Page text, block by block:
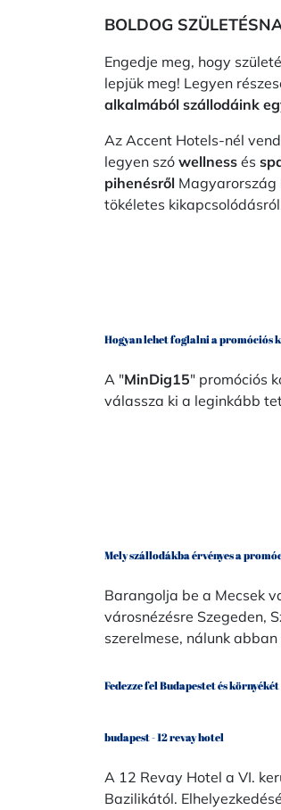
BOLDOG
Engedje meg, hogy
lepjük meg! Legyen
alkalmából szállodáink
Az Accent Hotels-nél
legyen szó wellness és
pihenésről Magyarország
tökéletes
Hogyan lehet foglalni a promóciós
A "MinDig15" promóciós
válassza ki a leginkább
Mely szállodákba érvényes a
Barangolja be a Mecsek
városnézésre Szegeden,
szerelmese, nálunk
Fedezze fel Budapestet és környékét
budapest - 12 revay hotel
A 12 Revay Hotel a VI.
Bazilikától.